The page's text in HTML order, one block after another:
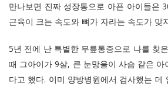
만나보면 진짜 성장통으로 아픈 아이들은
근육이 크는 속도와 뼈가 자라는 속도가 맞
5년 전에 난 특별한 무릎통증으로 나를 찾
때 그아이가 9살, 큰 눈망울이 사슴 같은
다고 했다. 이미 양방병원에서 검사했는 데